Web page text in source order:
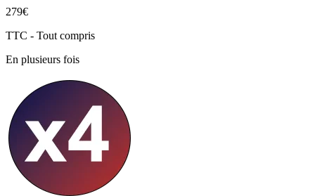
279€
TTC - Tout compris
En plusieurs fois